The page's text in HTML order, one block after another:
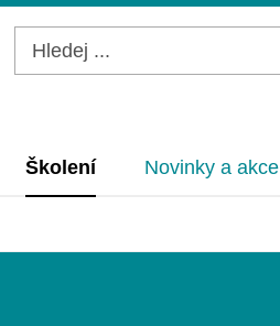
Školení Novinky a akce